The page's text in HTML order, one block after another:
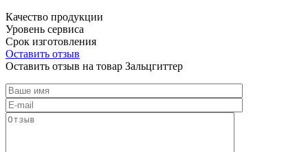
Качество продукции
Уровень сервиса
Срок изготовления
Оставить отзыв
Оставить отзыв на товар Зальцгиттер